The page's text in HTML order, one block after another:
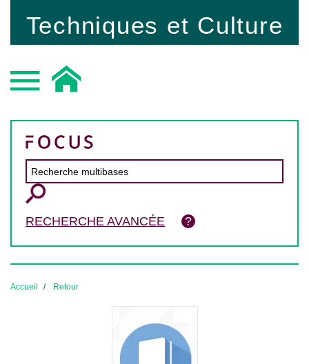
Techniques et Culture
RECHERCHE AVANCÉE
Accueil Retour